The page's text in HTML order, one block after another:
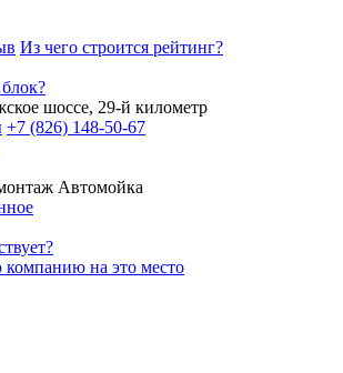
Из чего строится рейтинг?
шоссе, 29-й километр
+7 (826) 148-50-67
Автомойка
на это место